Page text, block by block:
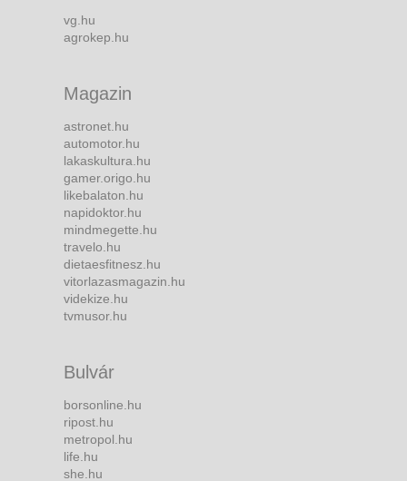
vg.hu
agrokep.hu
Magazin
astronet.hu
automotor.hu
lakaskultura.hu
gamer.origo.hu
likebalaton.hu
napidoktor.hu
mindmegette.hu
travelo.hu
dietaesfitnesz.hu
vitorlazasmagazin.hu
videkize.hu
tvmusor.hu
Bulvár
borsonline.hu
ripost.hu
metropol.hu
life.hu
she.hu